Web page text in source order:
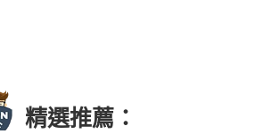
精選推薦：